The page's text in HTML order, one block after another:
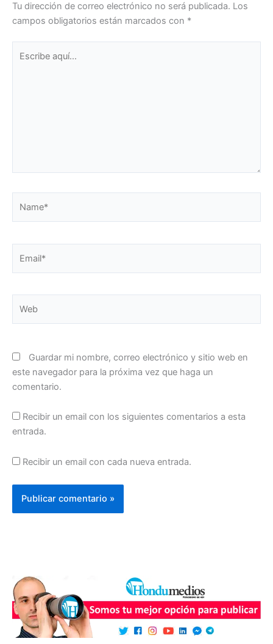
Tu dirección de correo electrónico no será publicada. Los
campos obligatorios están marcados con *
aquí...
Guardar mi nombre, correo electrónico y sitio web en
este navegador para la próxima vez que haga un
comentario.
Recibir un email con los siguientes comentarios a esta
entrada.
Recibir un email con cada nueva entrada.